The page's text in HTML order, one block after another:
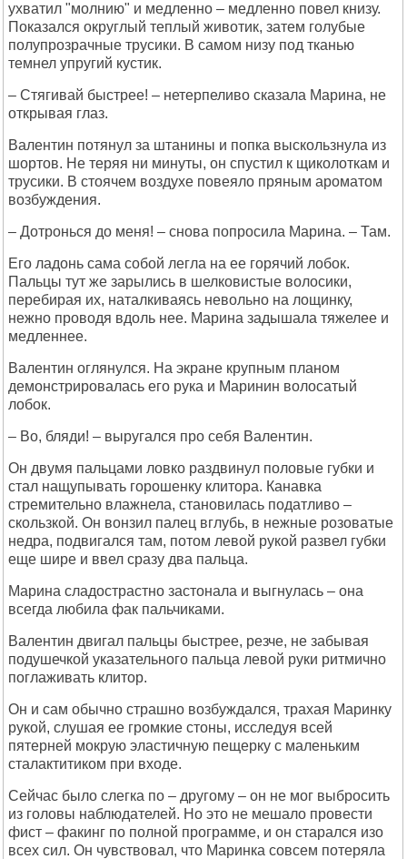
ухватил "молнию" и медленно – медленно повел книзу.
Показался округлый теплый животик, затем голубые
полупрозрачные трусики. В самом низу под тканью
темнел упругий кустик.
– Стягивай быстрее! – нетерпеливо сказала Марина, не
открывая глаз.
Валентин потянул за штанины и попка выскользнула из
шортов. Не теряя ни минуты, он спустил к щиколоткам и
трусики. В стоячем воздухе повеяло пряным ароматом
возбуждения.
– Дотронься до меня! – снова попросила Марина. – Там.
Его ладонь сама собой легла на ее горячий лобок.
Пальцы тут же зарылись в шелковистые волосики,
перебирая их, наталкиваясь невольно на лощинку,
нежно проводя вдоль нее. Марина задышала тяжелее и
медленнее.
Валентин оглянулся. На экране крупным планом
демонстрировалась его рука и Маринин волосатый
лобок.
– Во, бляди! – выругался про себя Валентин.
Он двумя пальцами ловко раздвинул половые губки и
стал нащупывать горошенку клитора. Канавка
стремительно влажнела, становилась податливо –
скользкой. Он вонзил палец вглубь, в нежные розоватые
недра, подвигался там, потом левой рукой развел губки
еще шире и ввел сразу два пальца.
Марина сладострастно застонала и выгнулась – она
всегда любила фак пальчиками.
Валентин двигал пальцы быстрее, резче, не забывая
подушечкой указательного пальца левой руки ритмично
поглаживать клитор.
Он и сам обычно страшно возбуждался, трахая Маринку
рукой, слушая ее громкие стоны, исследуя всей
пятерней мокрую эластичную пещерку с маленьким
сталактитиком при входе.
Сейчас было слегка по – другому – он не мог выбросить
из головы наблюдателей. Но это не мешало провести
фист – факинг по полной программе, и он старался изо
всех сил. Он чувствовал, что Маринка совсем потеряла